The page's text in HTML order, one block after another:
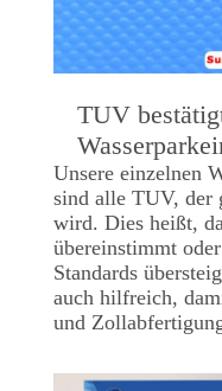
TUV
Unsere einzelnen
sind alle TUV, der
wird. Dies heißt,
übereinstimmt
Standards
auch hilfreich,
und